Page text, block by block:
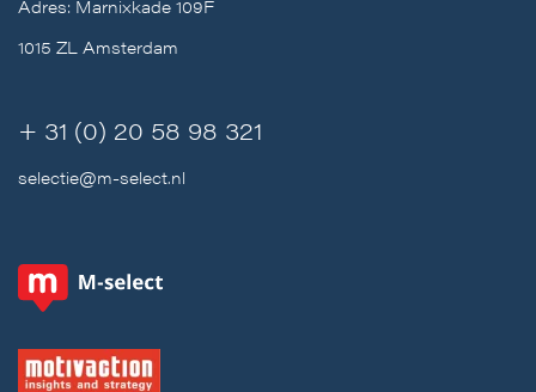
Adres: Marnixkade 109F
1015 ZL Amsterdam
+ 31 (0) 20 58 98 321
selectie@m-select.nl